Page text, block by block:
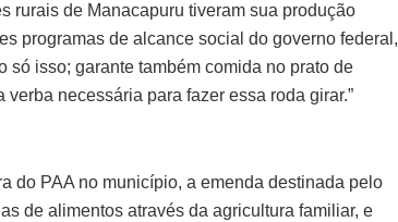
rurais de Manacapuru tiveram sua produção
programas de alcance social do governo federal,
só isso; garante também comida no prato de
necessária para fazer essa roda girar.”
do PAA no município, a emenda destinada pelo
de alimentos através da agricultura familiar, e